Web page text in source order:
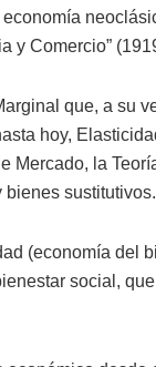
y Comercio”
que, a su
hoy,
Mercado, la
sustitutivos.
(economía del
social,